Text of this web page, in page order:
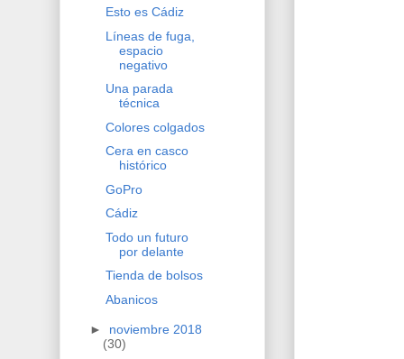
Esto es Cádiz
Líneas de fuga,
espacio
negativo
Una parada
técnica
Colores colgados
Cera en casco
histórico
GoPro
Cádiz
Todo un futuro
por delante
Tienda de bolsos
Abanicos
► noviembre 2018
(30)